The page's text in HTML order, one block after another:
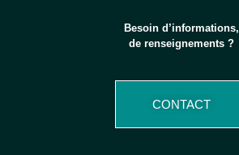
Besoin d’informations,
de renseignements ?
CONTACT